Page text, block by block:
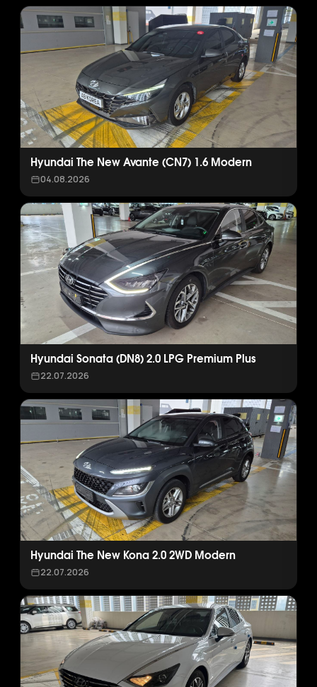
Hyundai The New Avante (CN7) 1.6 Modern
04.08.2026
Hyundai Sonata (DN8) 2.0 LPG Premium Plus
22.07.2026
Hyundai The New Kona 2.0 2WD Modern
22.07.2026